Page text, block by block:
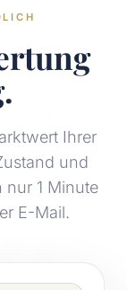
Ihrer
und
nur 1 Minute
E-Mail.